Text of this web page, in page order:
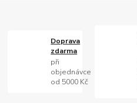
Doprava
zdarma
při
objednávce
od 5000 Kč